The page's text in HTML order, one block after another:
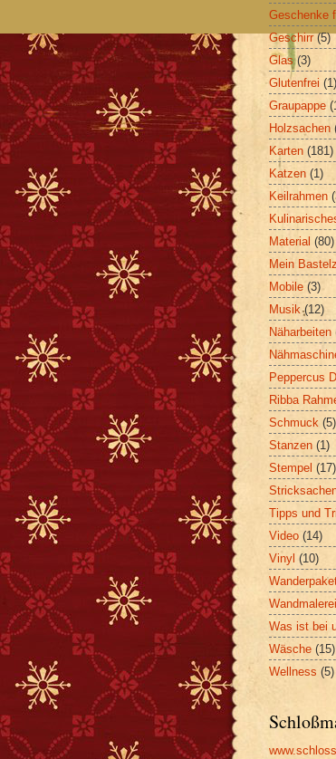
Geschenke
Geschirr (5)
Glas (3)
Glutenfrei (1)
Graupappe
Holzsachen
Karten (181)
Katzen (1)
Keilrahmen
Material (80)
Mein
Mobile (3)
Musik (12)
Näharbeiten
Peppercus
Ribba
Schmuck (5)
Stanzen (1)
Stempel (17)
Tipps und
Video (14)
Vinyl (10)
Wandmalerei
Was ist bei
Wäsche (15)
Wellness (5)